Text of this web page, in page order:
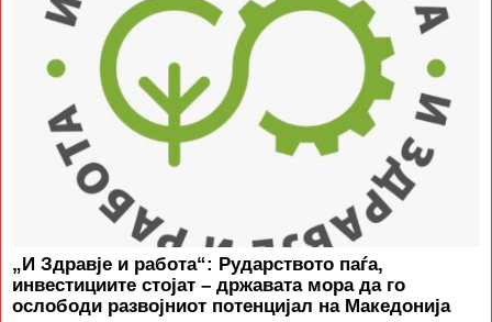
„И Здравје и работа“: Рударството паѓа,
инвестициите стојат – државата мора да го
ослободи развојниот потенцијал на Македонија